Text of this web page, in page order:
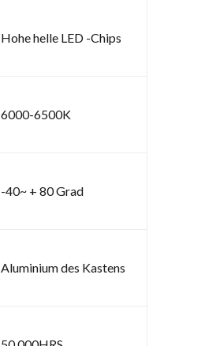
Hohe helle LED -Chips
6000-6500K
-40~ + 80 Grad
Aluminium des Kastens